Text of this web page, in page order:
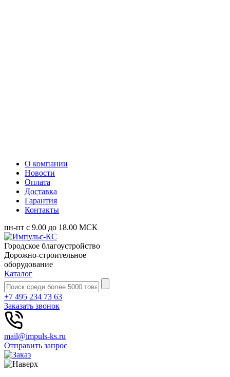
О компании
Новости
Оплата
Доставка
Гарантия
Контакты
пн-пт с 9.00 до 18.00 МСК
Городское благоустройство
Дорожно-строительное
оборудование
Каталог
+7 495 234 73 63
Заказать звонок
mail@impuls-ks.ru
Отправить запрос